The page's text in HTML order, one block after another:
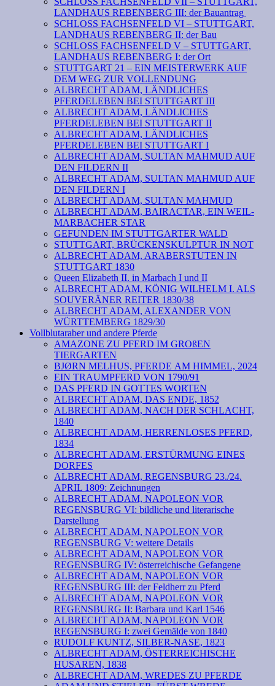
LANDHAUS REBENBERG III: der Bauantrag
SCHLOSS FACHSENFELD VI – STUTTGART,
LANDHAUS REBENBERG II: der Bau
SCHLOSS FACHSENFELD V – STUTTGART,
LANDHAUS REBENBERG I: der Ort
STUTTGART 21 – EIN MEISTERWERK AUF
DEM WEG ZUR VOLLENDUNG
ALBRECHT ADAM, LÄNDLICHES
PFERDELEBEN BEI STUTTGART III
ALBRECHT ADAM, LÄNDLICHES
PFERDELEBEN BEI STUTTGART II
ALBRECHT ADAM, LÄNDLICHES
PFERDELEBEN BEI STUTTGART I
ALBRECHT ADAM, SULTAN MAHMUD AUF
DEN FILDERN II
ALBRECHT ADAM, SULTAN MAHMUD AUF
DEN FILDERN I
ALBRECHT ADAM, SULTAN MAHMUD
ALBRECHT ADAM, BAIRACTAR, EIN WEIL-
MARBACHER STAR
GEFUNDEN IM STUTTGARTER WALD
STUTTGART, BRÜCKENSKULPTUR IN NOT
ALBRECHT ADAM, ARABERSTUTEN IN
STUTTGART 1830
Queen Elizabeth II. in Marbach I und II
ALBRECHT ADAM, KÖNIG WILHELM I. ALS
SOUVERÄNER REITER 1830/38
ALBRECHT ADAM, ALEXANDER VON
WÜRTTEMBERG 1829/30
Vollblutaraber und andere Pferde
AMAZONE ZU PFERD IM GROßEN
TIERGARTEN
BJØRN MELHUS, PFERDE AM HIMMEL, 2024
EIN TRAUMPFERD VON 1790/91
DAS PFERD IN GOTTES WORTEN
ALBRECHT ADAM, DAS ENDE, 1852
ALBRECHT ADAM, NACH DER SCHLACHT,
1840
ALBRECHT ADAM, HERRENLOSES PFERD,
1834
ALBRECHT ADAM, ERSTÜRMUNG EINES
DORFES
ALBRECHT ADAM, REGENSBURG 23./24.
APRIL 1809: Zeichnungen
ALBRECHT ADAM, NAPOLEON VOR
REGENSBURG VI: bildliche und literarische
Darstellung
ALBRECHT ADAM, NAPOLEON VOR
REGENSBURG V: weitere Details
ALBRECHT ADAM, NAPOLEON VOR
REGENSBURG IV: österreichische Gefangene
ALBRECHT ADAM, NAPOLEON VOR
REGENSBURG III: der Feldherr zu Pferd
ALBRECHT ADAM, NAPOLEON VOR
REGENSBURG II: Barbara und Karl 1546
ALBRECHT ADAM, NAPOLEON VOR
REGENSBURG I: zwei Gemälde von 1840
RUDOLF KUNTZ, SILBER-NASE, 1823
ALBRECHT ADAM, ÖSTERREICHISCHE
HUSAREN, 1838
ALBRECHT ADAM, WREDES ZU PFERDE